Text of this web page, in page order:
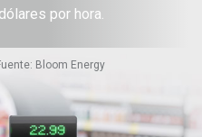
por hora.
Bloom Energy